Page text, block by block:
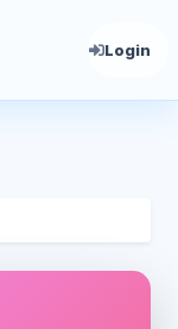
Login